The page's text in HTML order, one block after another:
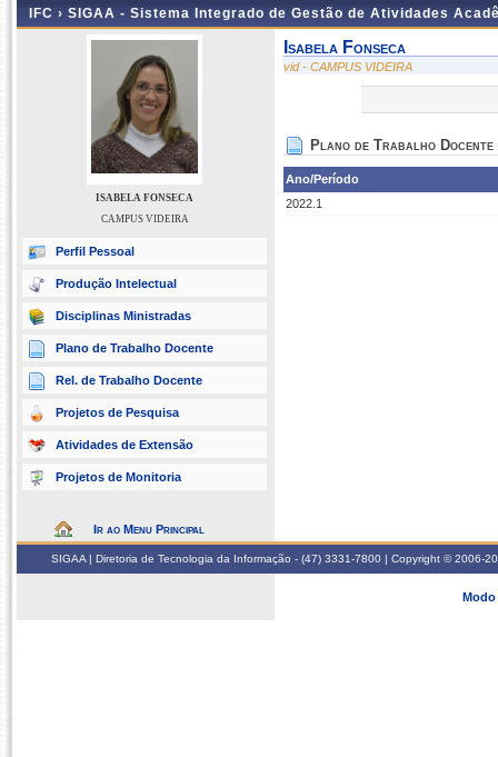
IFC › SIGAA - Sistema Integrado de Gestão de Atividades
ISABELA FONSECA
CAMPUS VIDEIRA
Perfil Pessoal
Produção Intelectual
Disciplinas Ministradas
Plano de Trabalho Docente
Rel. de Trabalho Docente
Projetos de Pesquisa
Atividades de Extensão
Projetos de Monitoria
Ir ao Menu Principal
Isabela Fonseca
vid - CAMPUS VIDEIRA
Plano de Trabalho Docente
Ano/Período
2022.1
SIGAA | Diretoria de Tecnologia da Informação - (47) 3331-7800 | Copyright © 2006-
Modo